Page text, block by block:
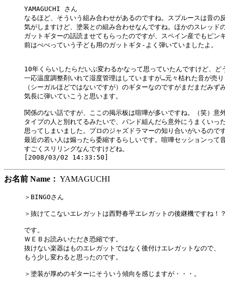
YAMAGUCHI さん
なるほど、そういう組み合わせがあるのですね。スプルースは音の
気がしますけど、塗装との組み合わせなんですね。ほかのスレッド
ガットギターの話読ませてもらったのですが、スペイン産でもピン
前はぺぺっていう子ども用のガットギタ-よく弾いていましたよ。
10年くらいしたらだいぶ変わるかなって思っていたんですけど、ど
一応温度調整剤いれて湿度管理はしていますが…元々枯れた音が売り
（シーガルほどではないですが）のギターなのですがまだまだみず
気長に弾いていこうと思います。
関係のない話ですが、ここの掲示板は喧嘩が多いですね。（笑）
タイプの人と別れてるみたいで、バンド組んだら意外にうまくいっ
思ってしまいました。プロのジャズドラマーの知り合いがいるので
最近の若い人は煽ったら委縮するらしいです。喧嘩セッションって
すごくスリリングなんですけどね。
お名前 Name： YAMAGUCHI
＞BINGOさん
＞抜けてこないエレガットは西野春平エレガットの後継機ですね！
です。
ＷＥＢお読みいただき恐縮です。
抜けない楽器はものエレガットではなく後付けエレガットなので、
もう少し変わると思ったのです。
＞塗装が厚めのギターにそういう傾向を感じますが・・・。